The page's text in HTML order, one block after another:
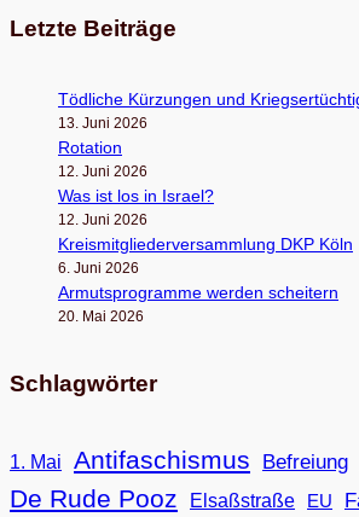
Letzte Beiträge
Töd­li­che Kür­zun­gen und
13. Juni 2026
Rota­tion
12. Juni 2026
Was ist los in Israel?
12. Juni 2026
Kreis­mit­glie­der­ver­samm­lung DKP Köln
6. Juni 2026
Armuts­pro­gramme wer­den scheitern
20. Mai 2026
Schlagwörter
1. Mai Antifaschismus Befreiung
De Rude Pooz Elsaßstraße EU